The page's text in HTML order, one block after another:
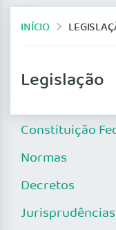
INÍCIO
Legislação
Constituição
Normas
Decretos
Jurisprudências